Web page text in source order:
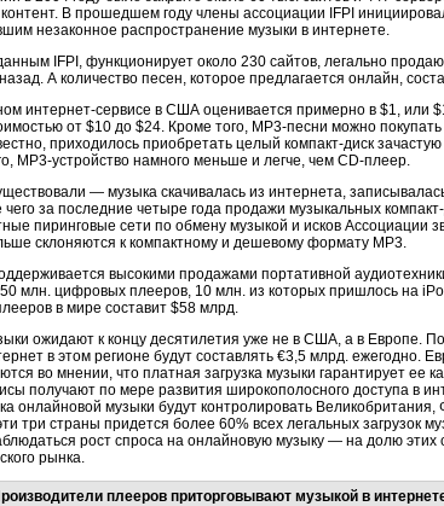
В прошедшем году члены ассоциации IFPI
незаконное распространение музыки в интернете.
IFPI, функционирует около 230 сайтов, легально
А количество песен, которое предлагается онлайн,
интернет-сервисе в США оценивается примерно в $1, или
от $10 до $24. Кроме того, MP3-песни можно
приходилось приобретать целый компакт-диск
MP3-устройство намного меньше и легче, чем CD-плеер.
— музыка скачивалась из интернета,
чего за последние четыре года продажи музыкальных
пиринговые сети по обмену музыкой и исков Ассоциации
склоняются к компактному и дешевому формату MP3.
высокими продажами портативной
млн. цифровых плееров, 10 млн. из которых пришлось на
в мире составит $58 млрд.
ожидают к концу десятилетия уже не в США, а в Европе.
в этом регионе будут составлять €3,5 млрд. ежегодно.
во мнении, что платная загрузка музыки гарантирует ее
получают по мере развития широкополосного доступа в
онлайновой музыки будут контролировать
три страны придется более 60% всех легальных загрузок
рост спроса на онлайновую музыку — на долю этих
рынка.
плееров приторговывают музыкой в